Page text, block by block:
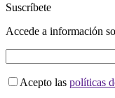
Suscríbete
Accede a información
Acepto las políticas